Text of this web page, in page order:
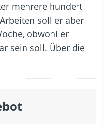
mehrere hundert
soll er aber
obwohl er
sein soll. Über die